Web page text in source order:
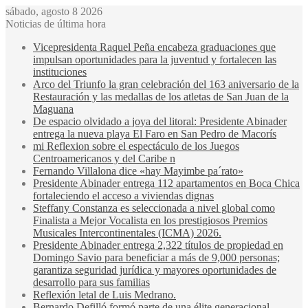
sábado, agosto 8 2026
Noticias de última hora
Vicepresidenta Raquel Peña encabeza graduaciones que
impulsan oportunidades para la juventud y fortalecen las
instituciones
Arco del Triunfo la gran celebración del 163 aniversario de la
Restauración y las medallas de los atletas de San Juan de la
Maguana
De espacio olvidado a joya del litoral: Presidente Abinader
entrega la nueva playa El Faro en San Pedro de Macorís
mi Reflexion sobre el espectáculo de los Juegos
Centroamericanos y del Caribe n
Fernando Villalona dice «hay Mayimbe pa´rato»
Presidente Abinader entrega 112 apartamentos en Boca Chica
fortaleciendo el acceso a viviendas dignas
Steffany Constanza es seleccionada a nivel global como
Finalista a Mejor Vocalista en los prestigiosos Premios
Musicales Intercontinentales (ICMA) 2026.
Presidente Abinader entrega 2,322 títulos de propiedad en
Domingo Savio para beneficiar a más de 9,000 personas;
garantiza seguridad jurídica y mayores oportunidades de
desarrollo para sus familias
Reflexión letal de Luis Medrano.